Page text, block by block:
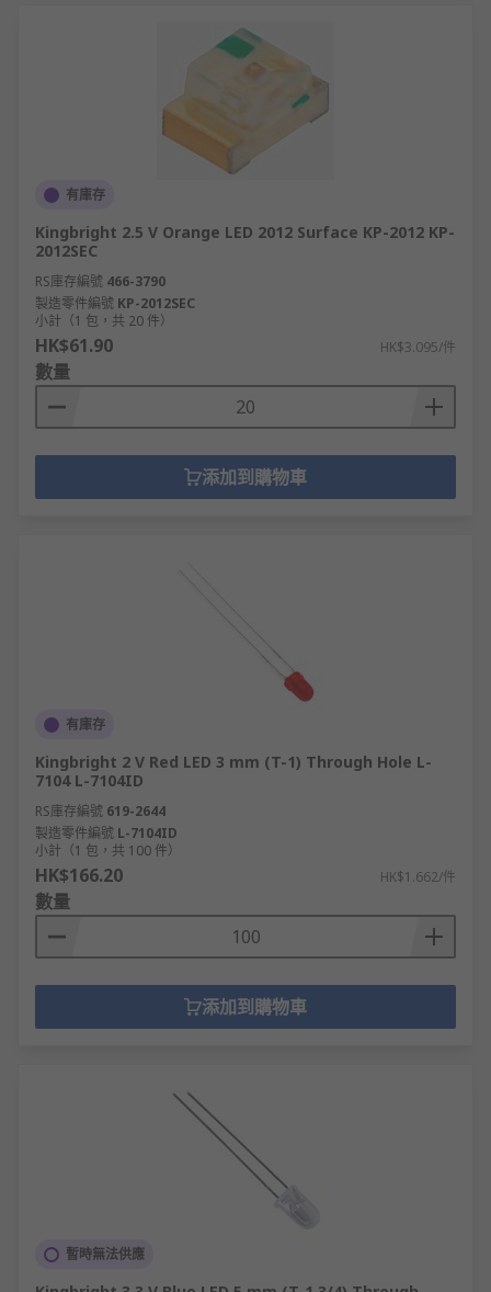
有庫存
Kingbright 2.5 V Orange LED 2012 Surface KP-2012 KP-
2012SEC
RS庫存編號 466-3790
製造零件編號 KP-2012SEC
小計（1 包，共 20 件）
HK$61.90 HK$3.095/件
數量
添加到購物車
有庫存
Kingbright 2 V Red LED 3 mm (T-1) Through Hole L-
7104 L-7104ID
RS庫存編號 619-2644
製造零件編號 L-7104ID
小計（1 包，共 100 件）
HK$166.20 HK$1.662/件
數量
添加到購物車
暫時無法供應